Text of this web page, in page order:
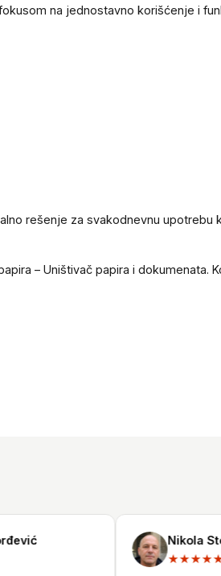
na jednostavno korišćenje i
rešenje za svakodnevnu upotrebu
– Uništivač papira i dokumenata.
Nikola
★★★★★